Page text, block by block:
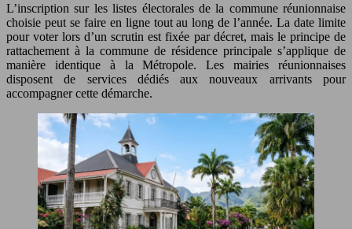
L’inscription sur les listes électorales de la commune réunionnaise
choisie peut se faire en ligne tout au long de l’année. La date limite
pour voter lors d’un scrutin est fixée par décret, mais le principe de
rattachement à la commune de résidence principale s’applique de
manière identique à la Métropole. Les mairies réunionnaises
disposent de services dédiés aux nouveaux arrivants pour
accompagner cette démarche.